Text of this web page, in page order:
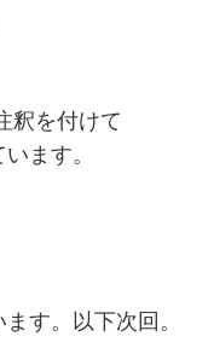
釈を付けて
ます。
す。以下次回。